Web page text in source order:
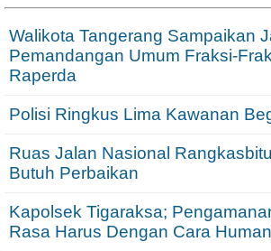
Walikota Tangerang Sampaikan
Pemandangan Umum Fraksi-
Raperda
Polisi Ringkus Lima Kawanan
Ruas Jalan Nasional
Butuh Perbaikan
Kapolsek Tigaraksa;
Rasa Harus Dengan Cara